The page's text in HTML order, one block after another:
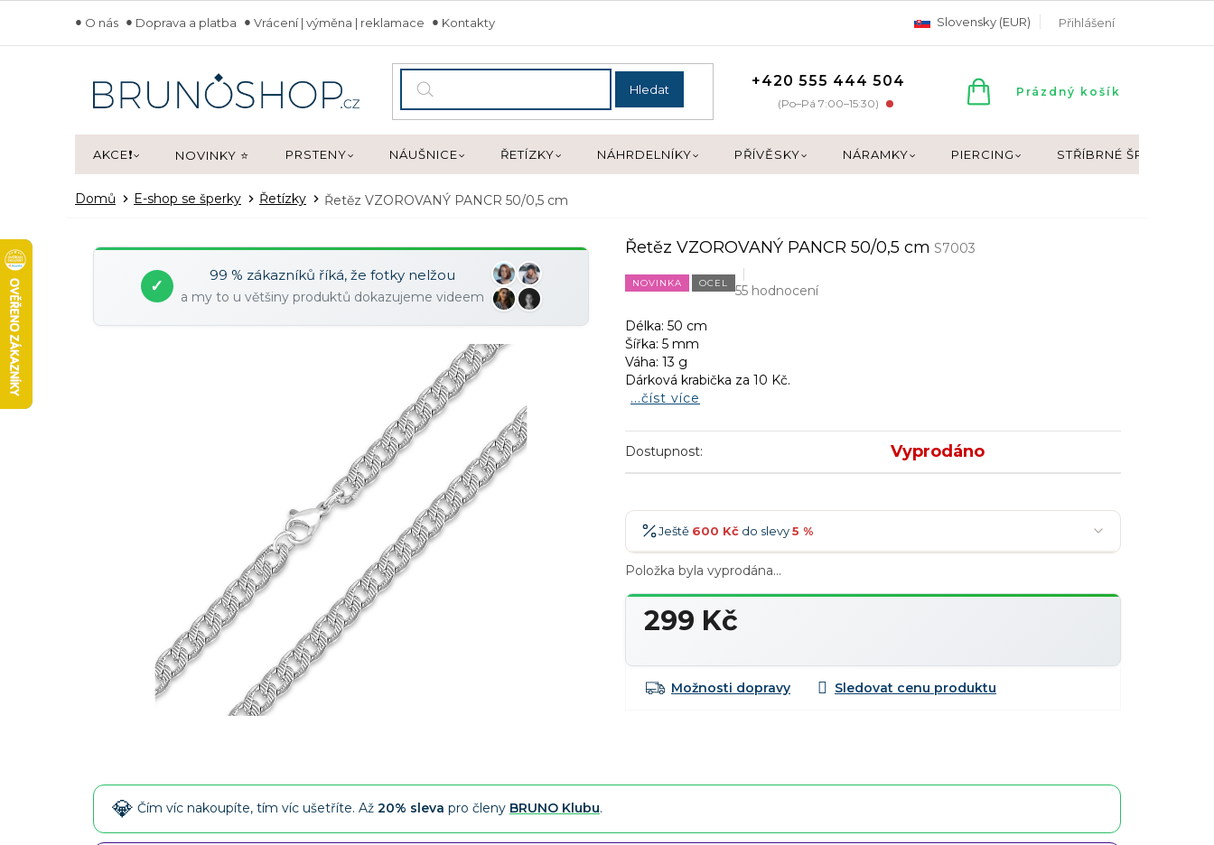
obsah
O nás Doprava a platba Vrácení | výměna | reklamace Kontakty Slovensky (EUR) Přihlášení
Hledat +420 555 444 504
(Po–Pá 7:00–15:30)
NÁKUPNÍ
Prázdný košík
AKCE❗ NOVINKY ⭐ PRSTENY NÁUŠNICE ŘETÍZKY NÁHRDELNÍKY PŘÍVĚSKY NÁRAMKY PIERCING STŘÍBRNÉ ŠPERKY
Domů E-shop se šperky Řetízky Řetěz VZOROVANÝ PANCR 50/0,5 cm
✓
99 % zákazníků říká, že fotky nelžou
a my to u většiny produktů dokazujeme videem
Řetěz VZOROVANÝ PANCR 50/0,5 cm S7003
NOVINKA OCEL 55 hodnocení
Délka: 50 cm
Šířka: 5 mm
Váha: 13 g
Dárková krabička za 10 Kč.
...číst více
Dostupnost: Vyprodáno
Ještě 600 Kč do slevy5 %
600 Kč →-5 %
Položka byla vyprodána…
299 Kč
Možnosti dopravy
Čím víc nakoupíte, tím víc ušetříte. Až 20% sleva pro členy BRUNO Klubu.